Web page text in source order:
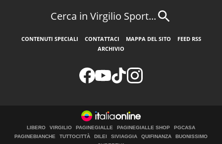
Cerca in Virgilio Sport...
CONTENUTI SPECIALI CONTATTACI MAPPA DEL SITO
FEED RSS
ARCHIVIO
LIBERO VIRGILIO PAGINEGIALLE PAGINEGIALLE SHOP
PGCASA
PAGINEBIANCHE
TUTTOCITTÀ DILEI SIVIAGGIA QUIFINANZA
BUONISSIMO